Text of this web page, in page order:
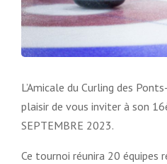
L’Amicale du Curling des
plaisir de vous inviter à son
SEPTEMBRE 2023.
Ce tournoi réunira 20 équipes